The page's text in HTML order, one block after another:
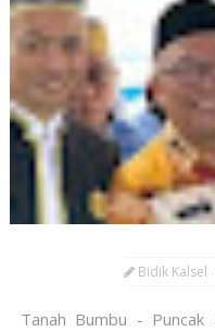
Bidik Kalsel
Tanah Bumbu -